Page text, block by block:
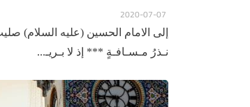
إلى الامام الحسين (عليه السلام)
نـذرُ مـسـافـةٍ *** إذ لا بـريـ...